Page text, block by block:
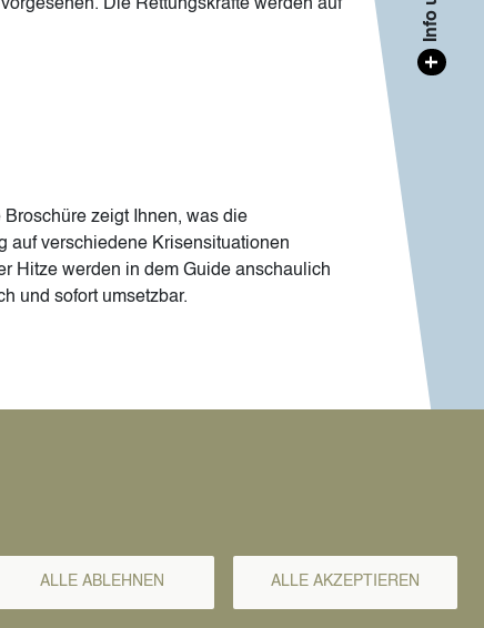
Die Rettungskräfte werden auf
zeigt Ihnen, was die
auf verschiedene Krisensituationen
Hitze werden in dem Guide anschaulich
und sofort umsetzbar.
ALLE ABLEHNEN ALLE AKZEPTIEREN
+